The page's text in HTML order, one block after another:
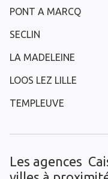
PONT A MARCQ
SECLIN
LA MADELEINE
LOOS LEZ LILLE
TEMPLEUVE
Les agences